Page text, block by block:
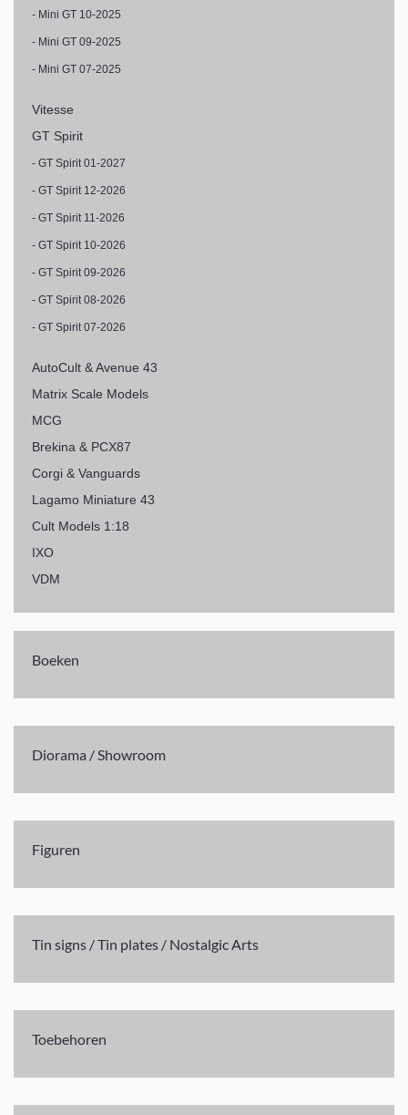
- Mini GT 10-2025
- Mini GT 09-2025
- Mini GT 07-2025
Vitesse
GT Spirit
- GT Spirit 01-2027
- GT Spirit 12-2026
- GT Spirit 11-2026
- GT Spirit 10-2026
- GT Spirit 09-2026
- GT Spirit 08-2026
- GT Spirit 07-2026
AutoCult & Avenue 43
Matrix Scale Models
MCG
Brekina & PCX87
Corgi & Vanguards
Lagamo Miniature 43
Cult Models 1:18
IXO
VDM
Boeken
Diorama / Showroom
Figuren
Tin signs / Tin plates / Nostalgic Arts
Toebehoren